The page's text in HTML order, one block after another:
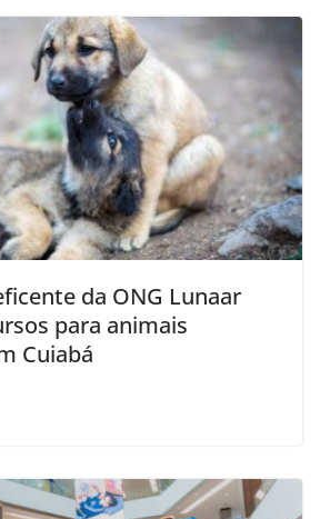
da ONG Lunaar
para animais
Cuiabá